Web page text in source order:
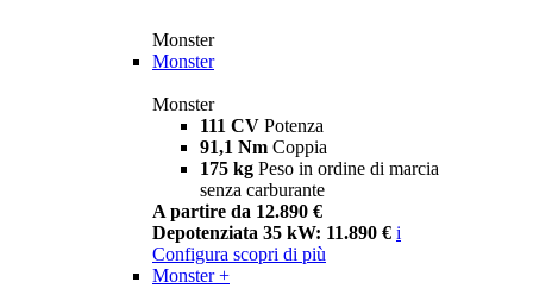
Monster
Monster
Monster
111 CV Potenza
91,1 Nm Coppia
175 kg Peso in ordine di marcia
senza carburante
A partire da 12.890 €
Depotenziata 35 kW: 11.890 € i
Configura scopri di più
Monster +